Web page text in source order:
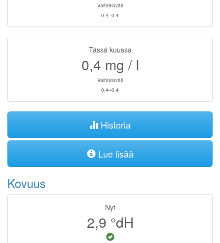
Vaihteluväli
0,4–0,4
Tässä kuussa
0,4 mg / l
Vaihteluväli
0,4–0,4
Historia
Lue lisää
Kovuus
Nyt
2,9 °dH